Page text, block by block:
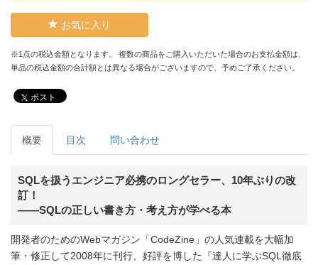
お気に入り
※1点の税込金額となります。 複数の商品をご購入いただいた場合のお支払金額は、
単品の税込金額の合計額とは異なる場合がございますので、予めご了承ください。
ポスト
概要 目次 問い合わせ
SQLを扱うエンジニア必携のロングセラー、10年ぶりの改
訂！
――SQLの正しい書き方・考え方が学べる本
開発者のためのWebマガジン「CodeZine」の人気連載を大幅加
筆・修正して2008年に刊行、好評を博した『達人に学ぶSQL徹底